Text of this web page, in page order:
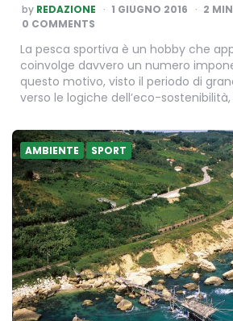
POSTED
BY
by REDAZIONE 1 GIUGNO 2016 2
0 COMMENTS
La pesca sportiva è un hobby che
coinvolge davvero un numero
questo motivo, visto il periodo di
verso le logiche dell’eco-sostenibilità,
AMBIENTE SPORT